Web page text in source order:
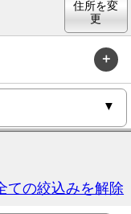
住所を変
更
ての絞込みを解除